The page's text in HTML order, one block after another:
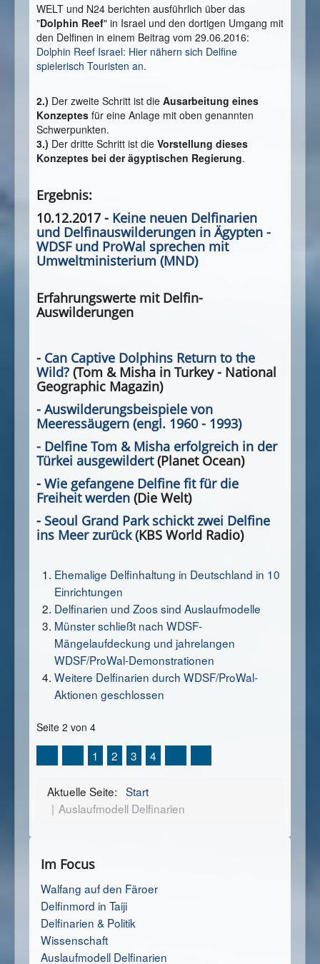
WELT und N24 berichten ausführlich über das
"Dolphin Reef" in Israel und den dortigen Umgang mit
den Delfinen in einem Beitrag vom 29.06.2016:
Dolphin Reef Israel: Hier nähern sich Delfine
spielerisch Touristen an.
2.) Der zweite Schritt ist die Ausarbeitung eines
Konzeptes für eine Anlage mit oben genannten
Schwerpunkten.
3.) Der dritte Schritt ist die Vorstellung dieses
Konzeptes bei der ägyptischen Regierung.
Ergebnis:
10.12.2017 - Keine neuen Delfinarien
und Delfinauswilderungen in Ägypten -
WDSF und ProWal sprechen mit
Umweltministerium (MND)
Erfahrungswerte mit Delfin-
Auswilderungen
- Can Captive Dolphins Return to the
Wild? (Tom & Misha in Turkey - National
Geographic Magazin)
- Auswilderungsbeispiele von
Meeressäugern (engl. 1960 - 1993)
- Delfine Tom & Misha erfolgreich in der
Türkei ausgewildert(Planet Ocean)
- Wie gefangene Delfine fit für die
Freiheit werden (Die Welt)
- Seoul Grand Park schickt zwei Delfine
ins Meer zurück (KBS World Radio)
Ehemalige Delfinhaltung in Deutschland in 10
Einrichtungen
Delfinarien und Zoos sind Auslaufmodelle
Münster schließt nach WDSF-
Mängelaufdeckung und jahrelangen
WDSF/ProWal-Demonstrationen
Weitere Delfinarien durch WDSF/ProWal-
Aktionen geschlossen
Seite 2 von 4
1 2 3 4
Aktuelle Seite: Start
Auslaufmodell Delfinarien
Im Focus
Walfang auf den Färoer
Delfinmord in Taiji
Delfinarien & Politik
Wissenschaft
Auslaufmodell Delfinarien